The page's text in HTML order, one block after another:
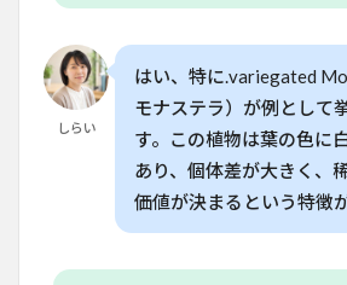
はどのく
らいの価
格で売れ
ますか？
益植
しらい
はい、特に.variegated
モナステラ）が例として
す。この植物は葉の色に
あり、個体差が大きく、
価値が決まるという特徴